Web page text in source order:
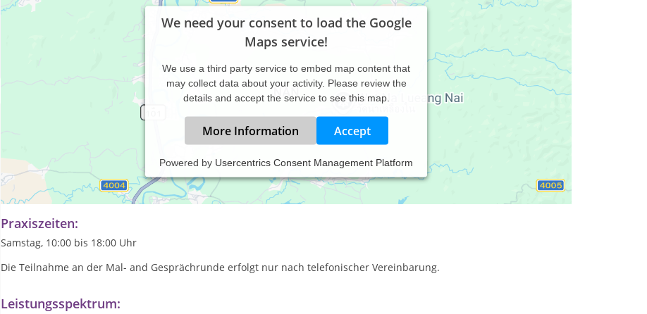
We need your consent to load the Google
Maps service!
We use a third party service to embed map content that
may collect data about your activity. Please review the
details and accept the service to see this map.
More Information Accept
Powered by Usercentrics Consent Management Platform
Am Ende jeder Woche wird eine Gruppe gebildet, die durch Diskussionen und die Arbeit mit Malerei ihre psycho-
emotionalen Konflikte verarbeitet.
Praxiszeiten:
Samstag, 10:00 bis 18:00 Uhr
Die Teilnahme an der Mal- and Gesprächrunde erfolgt nur nach telefonischer Vereinbarung.
Leistungsspektrum: